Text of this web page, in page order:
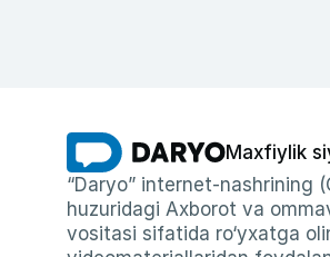
Maxfiylik
“Daryo” internet-nashrining
huzuridagi Axborot va
vositasi sifatida ro‘yxatga